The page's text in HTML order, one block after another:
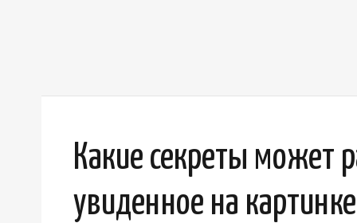
Какие секреты может
увиденное на картинке